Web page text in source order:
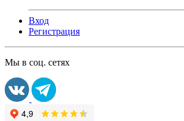
Вход
Регистрация
Мы в соц. сетях